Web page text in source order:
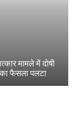
मामले में दोषी
का फैसला पलटा